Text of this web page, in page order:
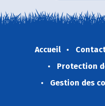
Accueil
Protection
Gestion des